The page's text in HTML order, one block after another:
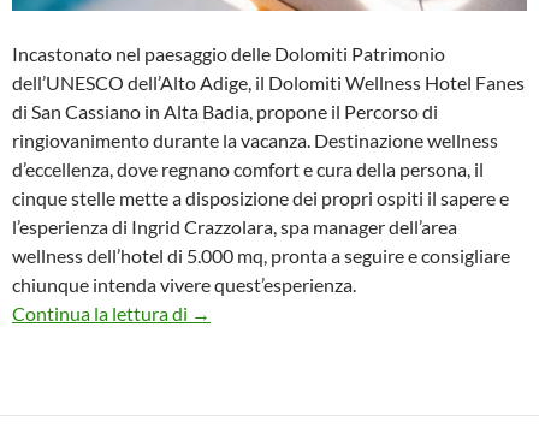
Incastonato nel paesaggio delle Dolomiti Patrimonio
dell’UNESCO dell’Alto Adige, il Dolomiti Wellness Hotel Fanes
di San Cassiano in Alta Badia, propone il Percorso di
ringiovanimento durante la vacanza. Destinazione wellness
d’eccellenza, dove regnano comfort e cura della persona, il
cinque stelle mette a disposizione dei propri ospiti il sapere e
l’esperienza di Ingrid Crazzolara, spa manager dell’area
wellness dell’hotel di 5.000 mq, pronta a seguire e consigliare
chiunque intenda vivere quest’esperienza.
Continua la lettura di
Percorso di ringiovanimento in vacanza
→